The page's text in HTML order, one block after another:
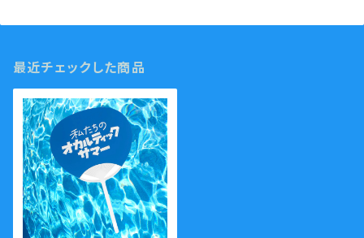
最近チェックした商品